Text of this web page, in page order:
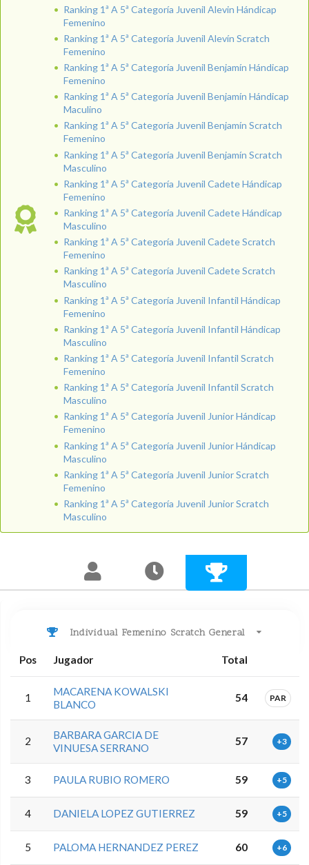
Ranking 1ª A 5ª Categoría Juvenil Alevin Hándicap
Femenino
Ranking 1ª A 5ª Categoría Juvenil Alevín Scratch
Femenino
Ranking 1ª A 5ª Categoría Juvenil Benjamín Hándicap
Femenino
Ranking 1ª A 5ª Categoría Juvenil Benjamín Hándicap
Maculino
Ranking 1ª A 5ª Categoría Juvenil Benjamín Scratch
Femenino
Ranking 1ª A 5ª Categoría Juvenil Benjamín Scratch
Masculino
Ranking 1ª A 5ª Categoría Juvenil Cadete Hándicap
Femenino
Ranking 1ª A 5ª Categoría Juvenil Cadete Hándicap
Masculino
Ranking 1ª A 5ª Categoría Juvenil Cadete Scratch
Femenino
Ranking 1ª A 5ª Categoría Juvenil Cadete Scratch
Masculino
Ranking 1ª A 5ª Categoría Juvenil Infantil Hándicap
Femenino
Ranking 1ª A 5ª Categoría Juvenil Infantil Hándicap
Masculino
Ranking 1ª A 5ª Categoría Juvenil Infantil Scratch
Femenino
Ranking 1ª A 5ª Categoría Juvenil Infantil Scratch
Masculino
Ranking 1ª A 5ª Categoría Juvenil Junior Hándicap
Femenino
Ranking 1ª A 5ª Categoría Juvenil Junior Hándicap
Masculino
Ranking 1ª A 5ª Categoría Juvenil Junior Scratch
Femenino
Ranking 1ª A 5ª Categoría Juvenil Junior Scratch
Masculino
Individual Femenino Scratch General
Pos Jugador Total
1
MACARENA KOWALSKI
BLANCO
54 PAR
2
BARBARA GARCIA DE
VINUESA SERRANO
57 +3
3 PAULA RUBIO ROMERO 59 +5
4 DANIELA LOPEZ GUTIERREZ 59 +5
5 PALOMA HERNANDEZ PEREZ 60 +6